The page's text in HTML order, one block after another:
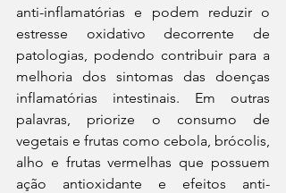
anti-inflamatórias e podem reduzir o
estresse oxidativo decorrente de
patologias, podendo contribuir para a
melhoria dos sintomas das doenças
inflamatórias intestinais. Em outras
palavras, priorize o consumo de
vegetais e frutas como cebola, brócolis,
alho e frutas vermelhas que possuem
ação antioxidante e efeitos anti-